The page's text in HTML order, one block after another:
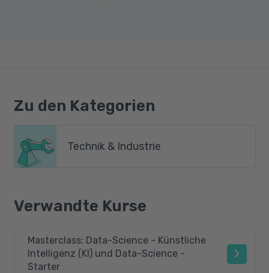
Zu den Kategorien
Technik & Industrie
Verwandte Kurse
Masterclass: Data-Science - Künstliche
Intelligenz (KI) und Data-Science -
Starter